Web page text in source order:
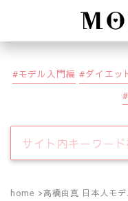
モデル入門編 ダイエッ
home 高橋由真 日本人モデ